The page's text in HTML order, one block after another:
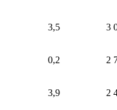
3,5 3
0,2 2
3,9 2